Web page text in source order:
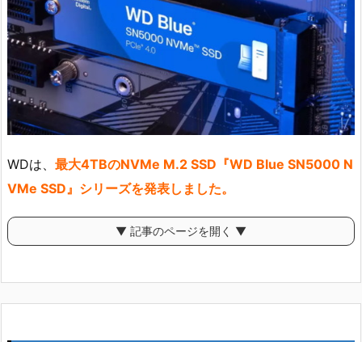
WDは、 最大4TBのNVMe M.2 SSD『WD Blue SN5000 N
VMe SSD』シリーズを発表しました。
▼ 記事のページを開く ▼